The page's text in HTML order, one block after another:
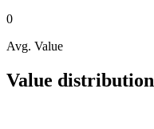
0
Avg. Value
Value distribution